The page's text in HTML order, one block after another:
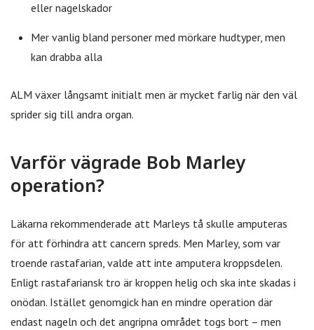
eller nagelskador
Mer vanlig bland personer med mörkare hudtyper, men
kan drabba alla
ALM växer långsamt initialt men är mycket farlig när den väl
sprider sig till andra organ.
Varför vägrade Bob Marley
operation?
Läkarna rekommenderade att Marleys tå skulle amputeras
för att förhindra att cancern spreds. Men Marley, som var
troende rastafarian, valde att inte amputera kroppsdelen.
Enligt rastafariansk tro är kroppen helig och ska inte skadas i
onödan. Istället genomgick han en mindre operation där
endast nageln och det angripna området togs bort – men